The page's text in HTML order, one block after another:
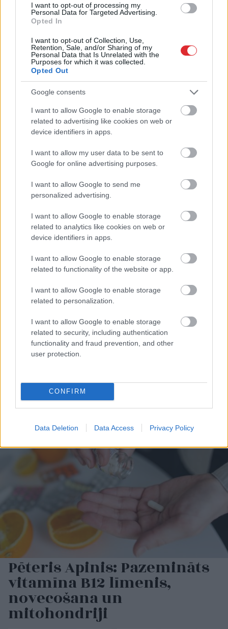
I want to opt-out of processing my
Personal Data for Targeted Advertising.
Opted In
I want to opt-out of Collection, Use,
Retention, Sale, and/or Sharing of my
Personal Data that Is Unrelated with the
Purposes for which it was collected.
Opted Out
Google consents
I want to allow Google to enable storage
related to advertising like cookies on web or
device identifiers in apps.
I want to allow my user data to be sent to
Google for online advertising purposes.
I want to allow Google to send me
personalized advertising.
I want to allow Google to enable storage
related to analytics like cookies on web or
device identifiers in apps.
I want to allow Google to enable storage
related to functionality of the website or app.
I want to allow Google to enable storage
related to personalization.
I want to allow Google to enable storage
related to security, including authentication
functionality and fraud prevention, and other
user protection.
CONFIRM
Data Deletion Data Access Privacy Policy
Speciālistikonsultē: Rudens vīrusi, klepus
profilakse un ārstēšanas iespējas
Speciālistupadomi
profilaksei
risks, par kuru
sievietēm jāzina
1 no 10
pēc 40 gadu vecuma
būtu vērts pārbaudīt
vismaz reizi gadā
ir ļoti izplatīts
Pēteris Apinis: Pazemināts
vitamīna B12 līmenis,
novecošana un
mitohondriji
Atcelt Ziņot